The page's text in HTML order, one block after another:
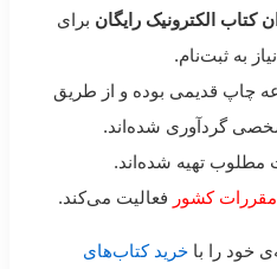
کتاب الکترونیک رایگان برای
به ثبت‌نام.
چاپ قدیمی بوده و از طریق
گردآوری شده‌اند.
مطلوب تهیه شده‌اند.
مقررات کشور فعالیت می‌کند.
خود را با خرید کتاب‌های